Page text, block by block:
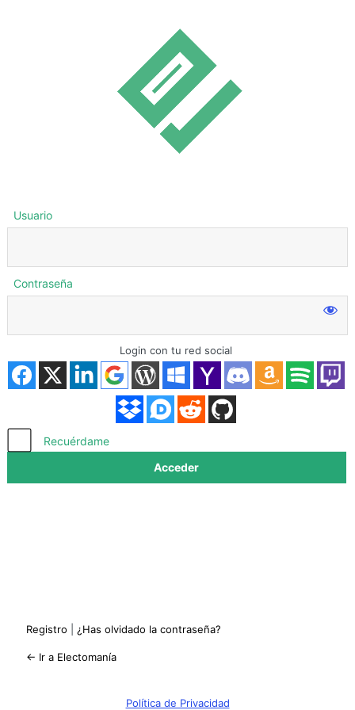
Acceder
Usuario
Contraseña
Login con tu red social
Recuérdame
Registro ¿Has olvidado la contraseña?
← Ir a Electomanía
Política de Privacidad